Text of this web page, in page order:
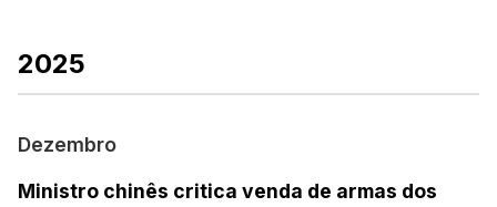
2025
Dezembro
Ministro chinês critica venda de armas dos